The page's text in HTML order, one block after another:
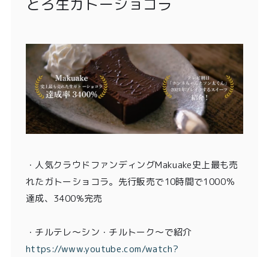
・ 人気クラウドファンディングMakuake史上最も売
れたガトーショコラ。先行販売で10時間で1000％
達成、3400%完売
・チルテレ〜シン・チルトーク〜で紹介
https://www.youtube.com/watch?